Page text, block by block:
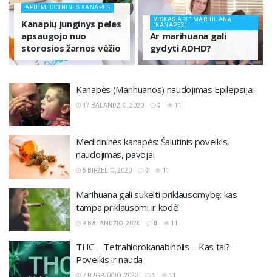
APIE MEDICININES KANAPES
Kanapių junginys peles
apsaugojo nuo
storosios žarnos vėžio
VISKAS APIE MARIHUANĄ
(KANAPES)
Ar marihuana gali
gydyti ADHD?
Kanapės (Marihuanos) naudojimas Epilepsijai
17 BALANDŽIO, 2020 0 11
Medicininės kanapės: Šalutinis poveikis,
naudojimas, pavojai.
5 BIRŽELIO, 2020 0 11
Marihuana gali sukelti priklausomybę: kas
tampa priklausomi ir kodėl
9 BALANDŽIO, 2020 0 11
THC – Tetrahidrokanabinolis – Kas tai?
Poveikis ir nauda
7 RUGPJŪČIO, 2023 1 11